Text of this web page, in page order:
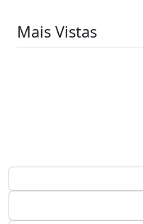
Mais Vistas